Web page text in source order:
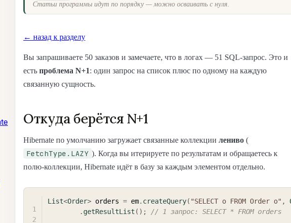
Статьи программы идут по порядку — можно осваивать с нуля.
← назад к разделу
Вы запрашиваете 50 заказов и замечаете, что в логах — 51 SQL-запрос. Это и
есть проблема N+1: один запрос на список плюс по одному на каждую
связанную сущность.
Откуда берётся N+1
Hibernate по умолчанию загружает связанные коллекции лениво (
FetchType.LAZY ). Когда вы итерируете по результатам и обращаетесь к
полю-коллекции, Hibernate идёт в базу за каждым элементом отдельно.
List<Order> orders = em. createQuery( "SELECT o FROM Order o" ,
. getResultList ( ) ; // 1 запрос: SELECT * FROM orders